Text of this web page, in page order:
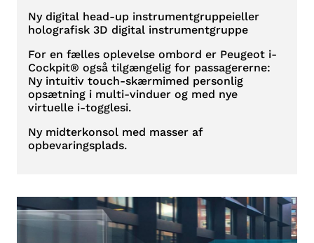
Ny digital head-up instrumentgruppeieller
holografisk 3D digital instrumentgruppe
For en fælles oplevelse ombord er Peugeot i-
Cockpit® også tilgængelig for passagererne:
Ny intuitiv touch-skærmimed personlig
opsætning i multi-vinduer og med nye
virtuelle i-togglesi.
Ny midterkonsol med masser af
opbevaringsplads.